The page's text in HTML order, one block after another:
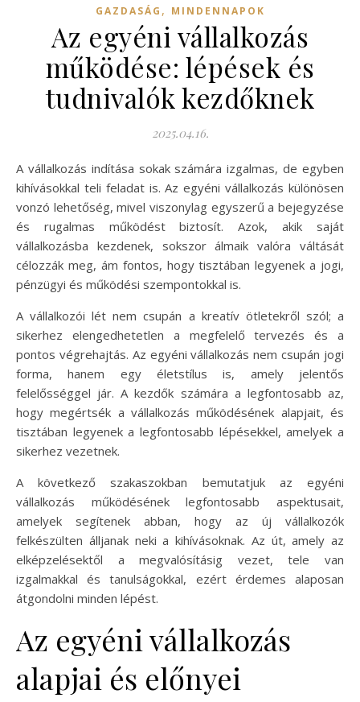
GAZDASÁG , MINDENNAPOK
Az egyéni vállalkozás
működése: lépések és
tudnivalók kezdőknek
2025.04.16.
A vállalkozás indítása sokak számára izgalmas, de egyben
kihívásokkal teli feladat is. Az egyéni vállalkozás különösen
vonzó lehetőség, mivel viszonylag egyszerű a bejegyzése
és rugalmas működést biztosít. Azok, akik saját
vállalkozásba kezdenek, sokszor álmaik valóra váltását
célozzák meg, ám fontos, hogy tisztában legyenek a jogi,
pénzügyi és működési szempontokkal is.
A vállalkozói lét nem csupán a kreatív ötletekről szól; a
sikerhez elengedhetetlen a megfelelő tervezés és a
pontos végrehajtás. Az egyéni vállalkozás nem csupán jogi
forma, hanem egy életstílus is, amely jelentős
felelősséggel jár. A kezdők számára a legfontosabb az,
hogy megértsék a vállalkozás működésének alapjait, és
tisztában legyenek a legfontosabb lépésekkel, amelyek a
sikerhez vezetnek.
A következő szakaszokban bemutatjuk az egyéni
vállalkozás működésének legfontosabb aspektusait,
amelyek segítenek abban, hogy az új vállalkozók
felkészülten álljanak neki a kihívásoknak. Az út, amely az
elképzelésektől a megvalósításig vezet, tele van
izgalmakkal és tanulságokkal, ezért érdemes alaposan
átgondolni minden lépést.
Az egyéni vállalkozás
alapjai és előnyei